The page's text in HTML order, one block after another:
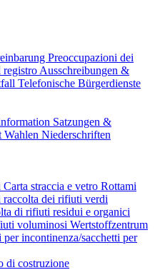
Preoccupazioni dei
Ausschreibungen &
Telefonische Bürgerdienste
Satzungen &
Wahlen Niederschriften
Carta straccia e vetro Rottami
raccolta dei rifiuti verdi
di rifiuti residui e organici
voluminosi Wertstoffzentrum
per incontinenza/sacchetti per
di costruzione